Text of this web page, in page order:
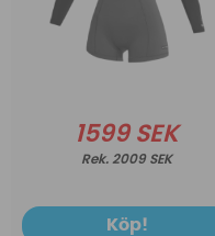
1599 SEK
2009 SEK
Köp!